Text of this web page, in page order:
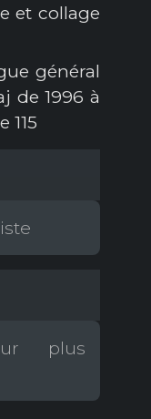
et collage
général
de 1996 à
115
plus